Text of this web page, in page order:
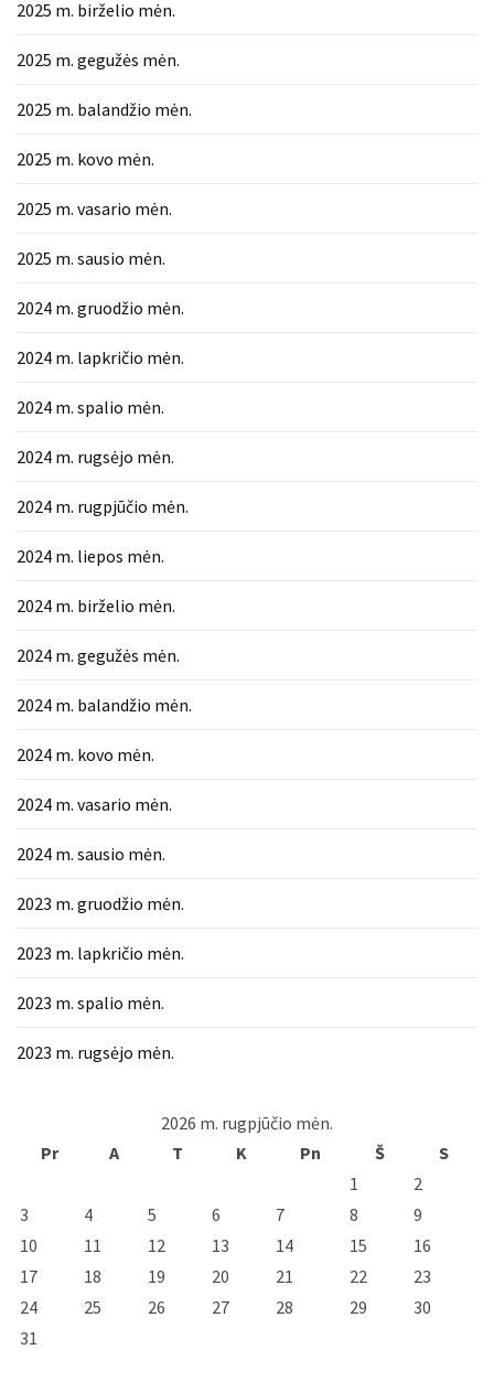
2025 m. birželio mėn.
2025 m. gegužės mėn.
2025 m. balandžio mėn.
2025 m. kovo mėn.
2025 m. vasario mėn.
2025 m. sausio mėn.
2024 m. gruodžio mėn.
2024 m. lapkričio mėn.
2024 m. spalio mėn.
2024 m. rugsėjo mėn.
2024 m. rugpjūčio mėn.
2024 m. liepos mėn.
2024 m. birželio mėn.
2024 m. gegužės mėn.
2024 m. balandžio mėn.
2024 m. kovo mėn.
2024 m. vasario mėn.
2024 m. sausio mėn.
2023 m. gruodžio mėn.
2023 m. lapkričio mėn.
2023 m. spalio mėn.
2023 m. rugsėjo mėn.
2026 m. rugpjūčio mėn.
Pr
A T K Pn Š
S
1
2
3
4 5 6 7 8
9
10
11 12 13 14 15
16
17
18 19 20 21 22
23
24
25 26 27 28 29
30
31